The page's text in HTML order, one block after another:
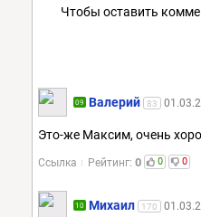
Чтобы оставить
09 Валерий 83
Это-же Максим, очень
Ссылка Рейтинг: 0 0 0
10 Михаил 170